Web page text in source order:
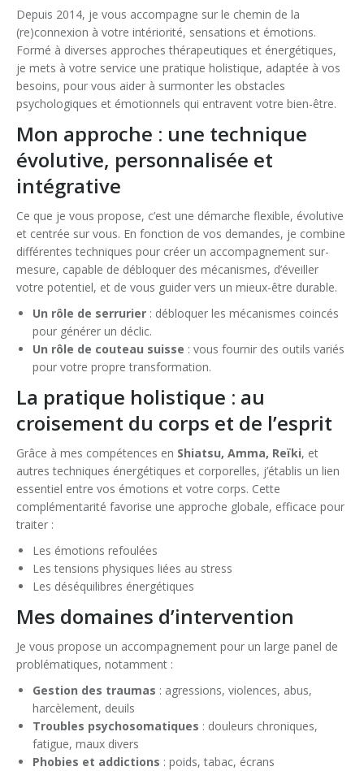
Depuis 2014, je vous accompagne sur le chemin de la
(re)connexion à votre intériorité, sensations et émotions.
Formé à diverses approches thérapeutiques et énergétiques,
je mets à votre service une pratique holistique, adaptée à vos
besoins, pour vous aider à surmonter les obstacles
psychologiques et émotionnels qui entravent votre bien-être.
Mon approche : une technique
évolutive, personnalisée et
intégrative
Ce que je vous propose, c’est une démarche flexible, évolutive
et centrée sur vous. En fonction de vos demandes, je combine
différentes techniques pour créer un accompagnement sur-
mesure, capable de débloquer des mécanismes, d’éveiller
votre potentiel, et de vous guider vers un mieux-être durable.
Un rôle de serrurier : débloquer les mécanismes coincés
pour générer un déclic.
Un rôle de couteau suisse : vous fournir des outils variés
pour votre propre transformation.
La pratique holistique : au
croisement du corps et de l’esprit
Grâce à mes compétences en Shiatsu, Amma, Reïki, et
autres techniques énergétiques et corporelles, j’établis un lien
essentiel entre vos émotions et votre corps. Cette
complémentarité favorise une approche globale, efficace pour
traiter :
Les émotions refoulées
Les tensions physiques liées au stress
Les déséquilibres énergétiques
Mes domaines d’intervention
Je vous propose un accompagnement pour un large panel de
problématiques, notamment :
Gestion des traumas : agressions, violences, abus,
harcèlement, deuils
Troubles psychosomatiques : douleurs chroniques,
fatigue, maux divers
Phobies et addictions : poids, tabac, écrans